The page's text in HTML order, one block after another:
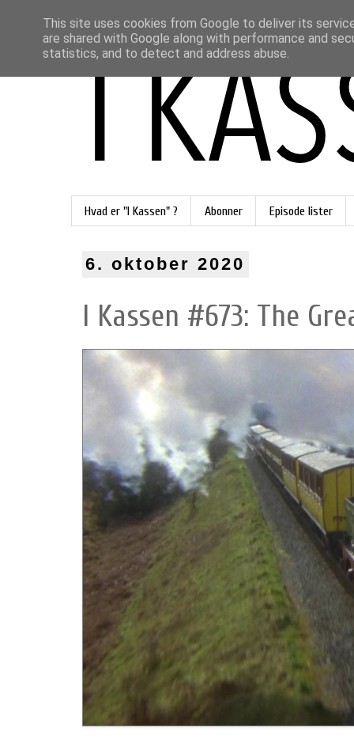
Hvad er "I Kassen" ? Abonner Episode lister
6. oktober 2020
I Kassen #673: The
This site uses cookies from Google to deliver its
are shared with Google along with performance and
statistics, and to detect and address abuse.